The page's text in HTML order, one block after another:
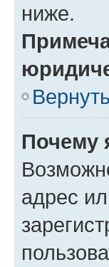
ниже.
Почему
адрес